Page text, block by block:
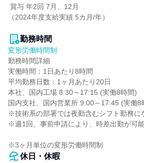
（2024年度支給実績 5カ月/年）
勤務時間
変形労働時間制
勤務時間詳細
実働時間：1日あたり8時間
平均勤務日数：1ヶ月あたり20日
本社、国内工場 8:30～17:15 (実働8時間)
国内支社、国内営業所 9:00～17:45 (実働8
※技術系の部署では夜勤含むシフト勤務に
※週1回、事前申請により、時差出勤が可
※3ヶ月単位の変形労働時間制
休日・休暇